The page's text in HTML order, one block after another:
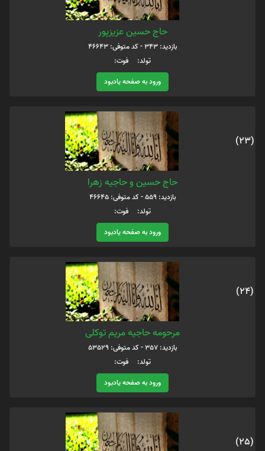
حاج حسین عزیزپور
بازدید: 343 - کد متوفی: 46643
تولد: فوت:
ورود به صفحه یادبود
(23)
حاج حسین و حاجیه زهرا
بازدید: 559 - کد متوفی: 46645
تولد: فوت:
ورود به صفحه یادبود
(24)
مرحومه حاجیه مریم توکلی
بازدید: 357 - کد متوفی: 53529
تولد: فوت:
ورود به صفحه یادبود
(25)